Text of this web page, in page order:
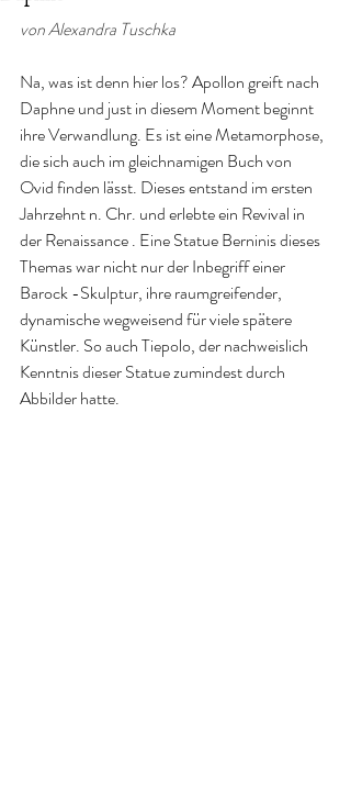
von Alexandra Tuschka
Na, was ist denn hier los? Apollon greift nach
Daphne und just in diesem Moment beginnt
ihre Verwandlung. Es ist eine Metamorphose,
die sich auch im gleichnamigen Buch von
Ovid finden lässt. Dieses entstand im ersten
Jahrzehnt n. Chr. und erlebte ein Revival in
der Renaissance . Eine Statue Berninis dieses
Themas war nicht nur der Inbegriff einer
Barock -Skulptur, ihre raumgreifender,
dynamische wegweisend für viele spätere
Künstler. So auch Tiepolo, der nachweislich
Kenntnis dieser Statue zumindest durch
Abbilder hatte.